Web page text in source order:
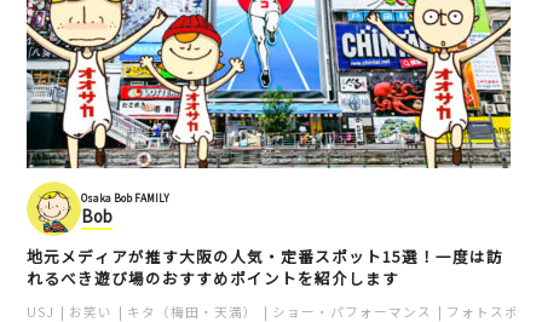
Osaka Bob FAMILY
Bob
地元メディアが推す大阪の人気・定番スポット15選！一度は訪
れるべき遊び場のおすすめポイントを紹介します
USJ お笑い キタ（梅田・天満） ショー・パフォーマンス フォトスポッ